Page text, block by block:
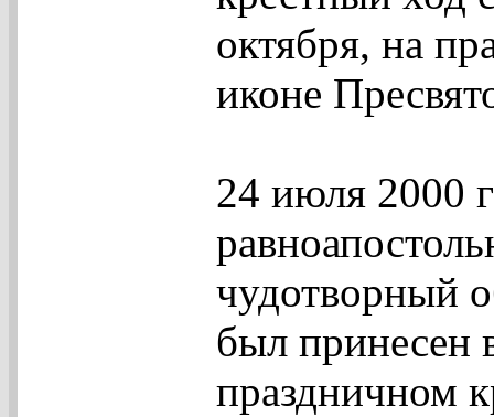
октября, на
иконе
24 июля 2000
чудотворный
был принесен
праздничном